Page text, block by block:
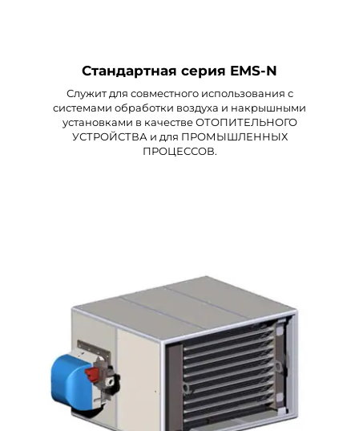
Стандартная серия EMS-N
Служит для совместного использования с
системами обработки воздуха и накрышными
установками в качестве ОТОПИТЕЛЬНОГО
УСТРОЙСТВА и для ПРОМЫШЛЕННЫХ
ПРОЦЕССОВ.